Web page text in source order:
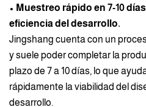
• Muestreo rápido en 7-10
eficiencia del desarrollo.
Jingshang cuenta con un
y suele poder completar la
plazo de 7 a 10 días, lo que
rápidamente la viabilidad del
desarrollo.